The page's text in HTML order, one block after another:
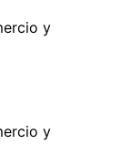
y
y